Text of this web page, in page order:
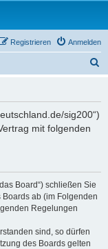
Anmelden
Registrieren
sig200“)
mit folgenden
Board“) schließen Sie
ab (im Folgenden
Regelungen
sind, so dürfen
des Boards gelten